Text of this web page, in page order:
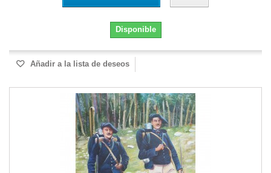
Disponible
Añadir a la lista de deseos